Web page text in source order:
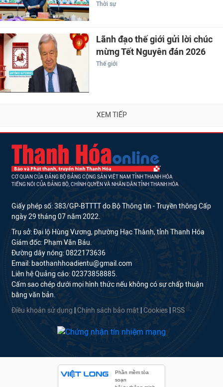
Thời sự
Lãnh đạo thế giới gửi lời chúc
mừng Tết Nguyên đán 2026
Thế giới
XEM TIẾP
CƠ QUAN CỦA ĐẢNG BỘ ĐẢNG CỘNG SẢN VIỆT NAM TỈNH THANH HÓA
TIẾNG NÓI CỦA ĐẢNG BỘ, CHÍNH QUYỀN VÀ NHÂN DÂN TỈNH THANH HÓA
Giấy phép số: 383/GP-BTTTT do Bộ Thông tin - Truyền thông Cấp
ngày 29 tháng 07 năm 2022.
Trụ sở: Đại lộ Hùng Vương, phường Hạc Thành, tỉnh Thanh Hóa
Giám đốc: Phạm Văn Báu.
Đường dây nóng: 0822173636
Email: baothanhhoadientu@gmail.com
Liên hệ Quảng cáo: 02373858885.
Cấm sao chép dưới mọi hình thức nếu không có sự chấp thuận
bằng văn bản.
Điều khoản sử dụng Chính sách bảo mật Cookies RSS
Phần mềm tòa
soạn